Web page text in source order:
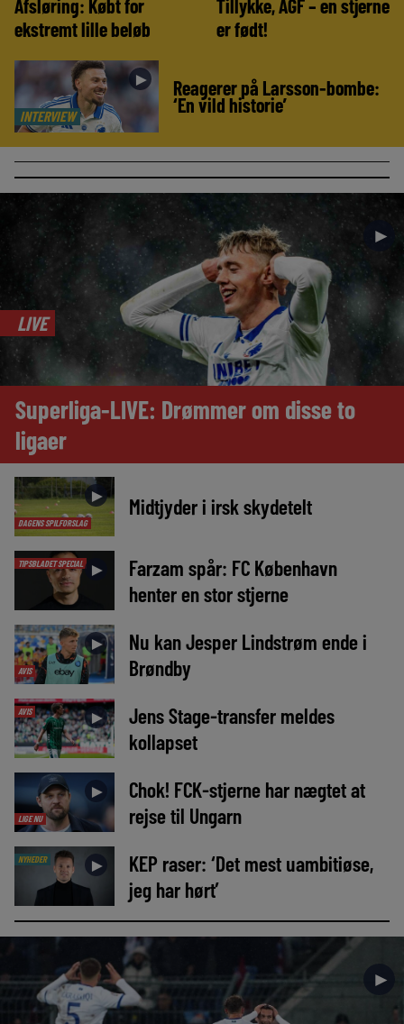
Afsløring: Købt for
ekstremt lille beløb
Tillykke, AGF – en stjerne
er født!
INTERVIEW
► Reagerer på Larsson-bombe:
‘En vild historie’
►
LIVE
Superliga-LIVE: Drømmer om disse to
ligaer
DAGENS SPILFORSLAG
► Midtjyder i irsk skydetelt
TIPSBLADET SPECIAL ►
Farzam spår: FC København
henter en stor stjerne
AVIS
►
Nu kan Jesper Lindstrøm ende i
Brøndby
AVIS ►
Jens Stage-transfer meldes
kollapset
LIGE NU
►
Chok! FCK-stjerne har nægtet at
rejse til Ungarn
NYHEDER ►
KEP raser: ‘Det mest uambitiøse,
jeg har hørt’
►